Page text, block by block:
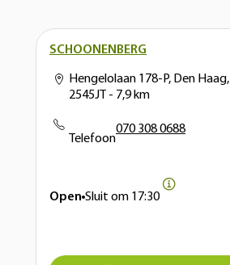
SCHOONENBERG
Hengelolaan 178-P, Den Haag,
2545JT - 7,9 km
Telefoon
070 308 0688
Open Sluit om 17:30